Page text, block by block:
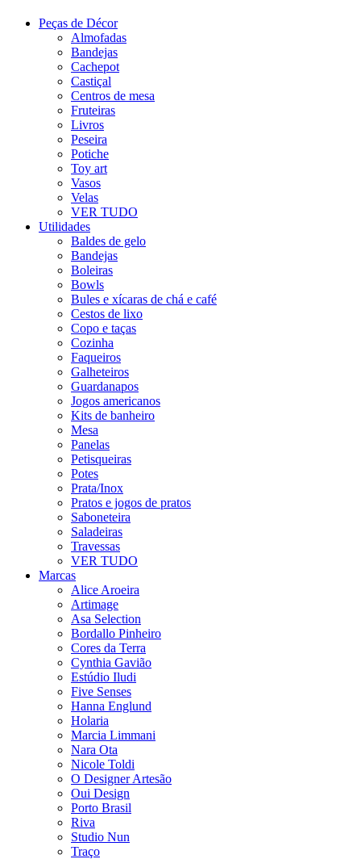
Peças de Décor
Almofadas
Bandejas
Cachepot
Castiçal
Centros de mesa
Fruteiras
Livros
Peseira
Potiche
Toy art
Vasos
Velas
VER TUDO
Utilidades
Baldes de gelo
Bandejas
Boleiras
Bowls
Bules e xícaras de chá e café
Cestos de lixo
Copo e taças
Cozinha
Faqueiros
Galheteiros
Guardanapos
Jogos americanos
Kits de banheiro
Mesa
Panelas
Petisqueiras
Potes
Prata/Inox
Pratos e jogos de pratos
Saboneteira
Saladeiras
Travessas
VER TUDO
Marcas
Alice Aroeira
Artimage
Asa Selection
Bordallo Pinheiro
Cores da Terra
Cynthia Gavião
Estúdio Iludi
Five Senses
Hanna Englund
Holaria
Marcia Limmani
Nara Ota
Nicole Toldi
O Designer Artesão
Oui Design
Porto Brasil
Riva
Studio Nun
Traço